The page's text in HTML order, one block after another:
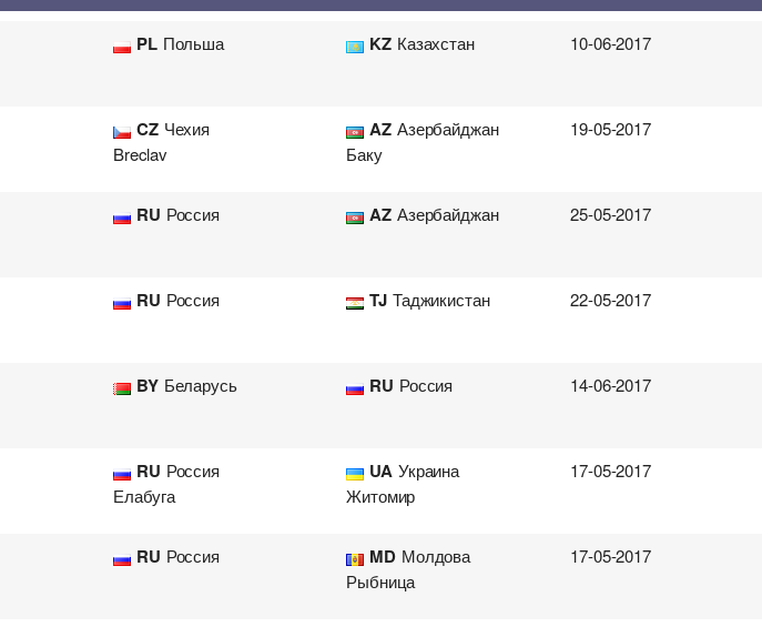
Перевозка цветов
Авиа перевозки грузов
PL Польша KZ Казахстан 10-06-2017
CZ Чехия
Breclav
AZ Азербайджан
Баку
19-05-2017
RU Россия AZ Азербайджан 25-05-2017
RU Россия TJ Таджикистан 22-05-2017
BY Беларусь RU Россия 14-06-2017
RU Россия
Елабуга
UA Украина
Житомир
17-05-2017
RU Россия MD Молдова
Рыбница
17-05-2017